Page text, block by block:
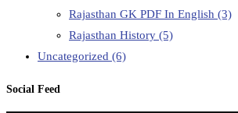
Rajasthan GK PDF In English (3)
Rajasthan History (5)
Uncategorized (6)
Social Feed